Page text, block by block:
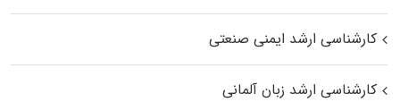
کارشناسی ارشد ایمنی صنعتی
کارشناسی ارشد زبان آلمانی